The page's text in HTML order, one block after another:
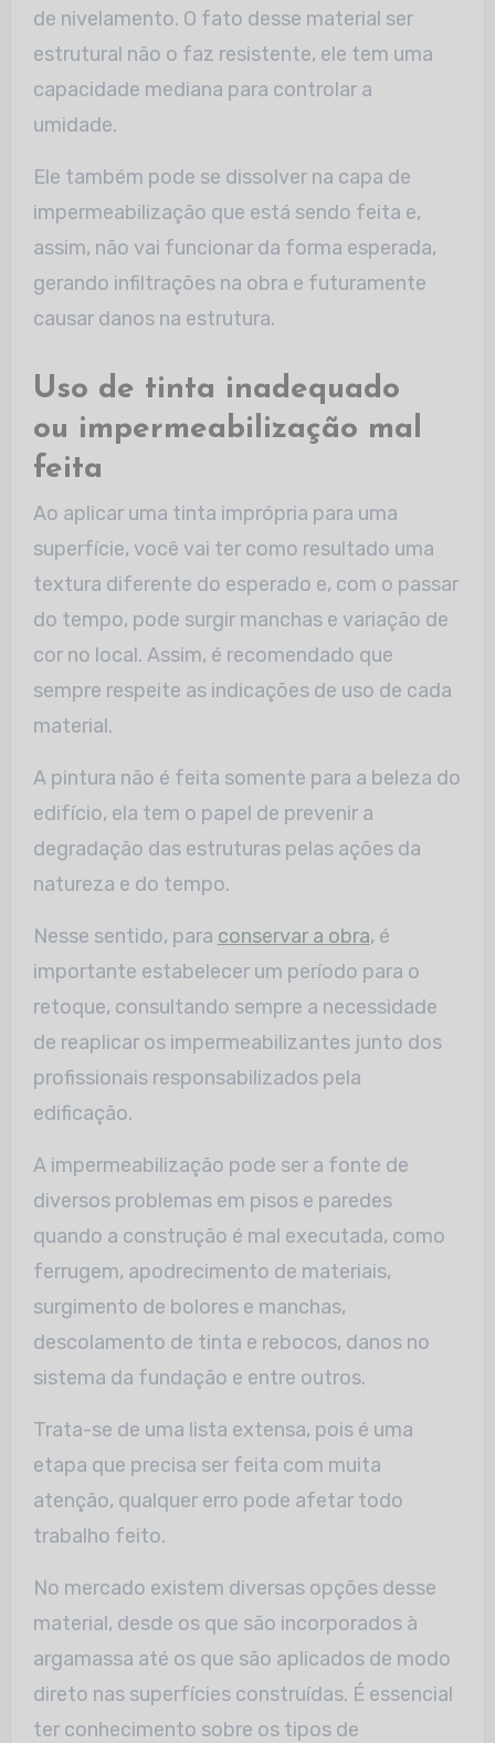
de nivelamento. O fato desse material ser
estrutural não o faz resistente, ele tem uma
capacidade mediana para controlar a
umidade.
Ele também pode se dissolver na capa de
impermeabilização que está sendo feita e,
assim, não vai funcionar da forma esperada,
gerando infiltrações na obra e futuramente
causar danos na estrutura.
Uso de tinta inadequado
ou impermeabilização mal
feita
Ao aplicar uma tinta imprópria para uma
superfície, você vai ter como resultado uma
textura diferente do esperado e, com o passar
do tempo, pode surgir manchas e variação de
cor no local. Assim, é recomendado que
sempre respeite as indicações de uso de cada
material.
A pintura não é feita somente para a beleza do
edifício, ela tem o papel de prevenir a
degradação das estruturas pelas ações da
natureza e do tempo.
Nesse sentido, para conservar a obra, é
importante estabelecer um período para o
retoque, consultando sempre a necessidade
de reaplicar os impermeabilizantes junto dos
profissionais responsabilizados pela
edificação.
A impermeabilização pode ser a fonte de
diversos problemas em pisos e paredes
quando a construção é mal executada, como
ferrugem, apodrecimento de materiais,
surgimento de bolores e manchas,
descolamento de tinta e rebocos, danos no
sistema da fundação e entre outros.
Trata-se de uma lista extensa, pois é uma
etapa que precisa ser feita com muita
atenção, qualquer erro pode afetar todo
trabalho feito.
No mercado existem diversas opções desse
material, desde os que são incorporados à
argamassa até os que são aplicados de modo
direto nas superfícies construídas. É essencial
ter conhecimento sobre os tipos de